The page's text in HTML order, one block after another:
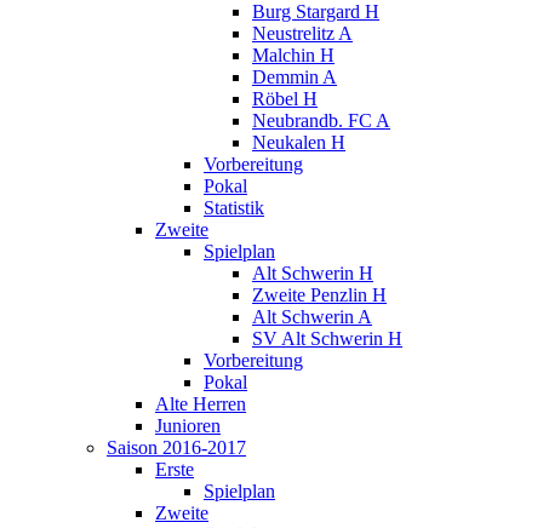
Burg Stargard H
Neustrelitz A
Malchin H
Demmin A
Röbel H
Neubrandb. FC A
Neukalen H
Vorbereitung
Pokal
Statistik
Zweite
Spielplan
Alt Schwerin H
Zweite Penzlin H
Alt Schwerin A
SV Alt Schwerin H
Vorbereitung
Pokal
Alte Herren
Junioren
Saison 2016-2017
Erste
Spielplan
Zweite